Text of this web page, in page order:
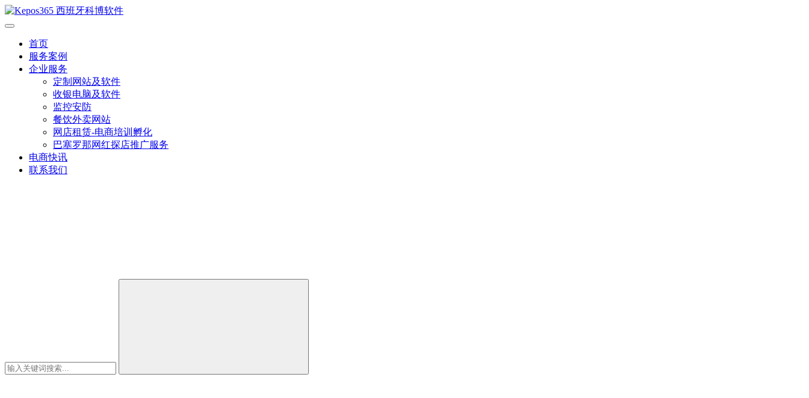
首页
服务案例
企业服务
定制网站及软件
收银电脑及软件
监控安防
餐饮外卖网站
网店租赁-电商培训孵化
巴塞罗那网红探店推广服务
电商快讯
联系我们